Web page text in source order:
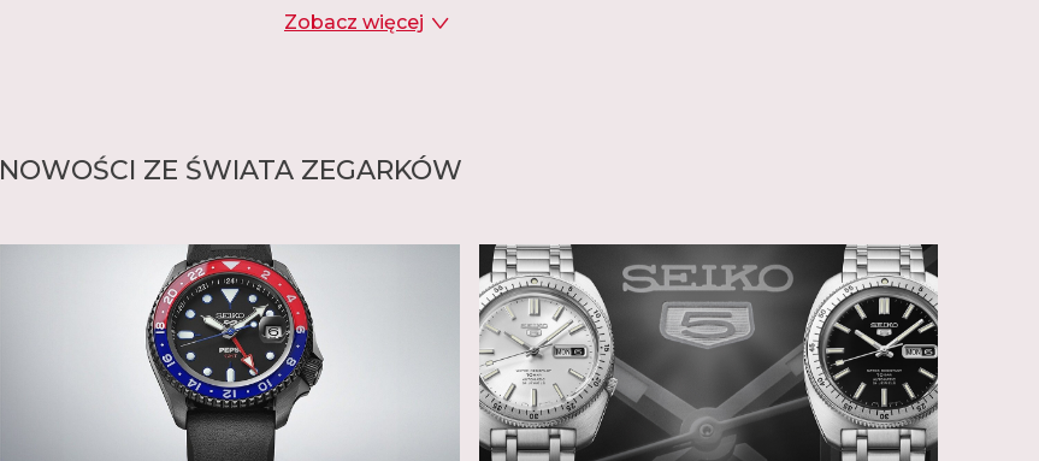
kontrolę procesu produkcji.
nazwał "Seikosha". W języku japońskim termin "Seiko" oznacza
wszystkich komponentów i części. Liczba innowacji zegarmistrzowskich,
patentów i pierwszych zegarków w ciągu ponad 100 lat istnienia jest
dowodem na to, że ta wizja zadziałała i nadal jest inspiracją. W 1913 roku
Kintaro Hattori zaprezentował pierwszy japoński zegarek na rękę,
Laurel, zapoczątkowując nową erę. W 2024 roku marka świętuje 100 lat
od pierwszego zegarka na rękę z Seiko na tarczy.
Dostępne w wielu klasycznych i nowych wzorach zegarki Seiko można
łatwo dostosować do swojego stylu życia. W swoim portfolio marka
Zobacz więcej
NOWOŚCI ZE ŚWIATA ZEGARKÓW